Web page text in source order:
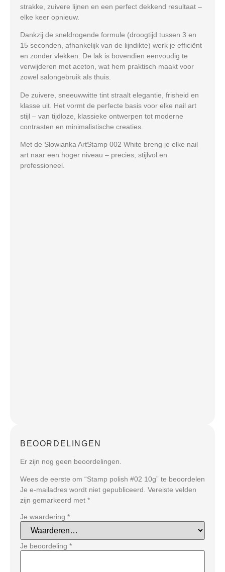
strakke, zuivere lijnen en een perfect dekkend resultaat –
elke keer opnieuw.
Dankzij de sneldrogende formule (droogtijd tussen 3 en
15 seconden, afhankelijk van de lijndikte) werk je efficiënt
en zonder vlekken. De lak is bovendien eenvoudig te
verwijderen met aceton, wat hem praktisch maakt voor
zowel salongebruik als thuis.
De zuivere, sneeuwwitte tint straalt elegantie, frisheid en
klasse uit. Het vormt de perfecte basis voor elke nail art
stijl – van tijdloze, klassieke ontwerpen tot moderne
contrasten en minimalistische creaties.
Met de Slowianka ArtStamp 002 White breng je elke nail
art naar een hoger niveau – precies, stijlvol en
professioneel
BEOORDELINGEN
Er zijn nog geen beoordelingen.
Wees de eerste om “Stamp polish #02 10g” te beoordelen
Je e-mailadres wordt niet gepubliceerd. Vereiste velden
zijn gemarkeerd met *
Je waardering *
Je beoordeling *